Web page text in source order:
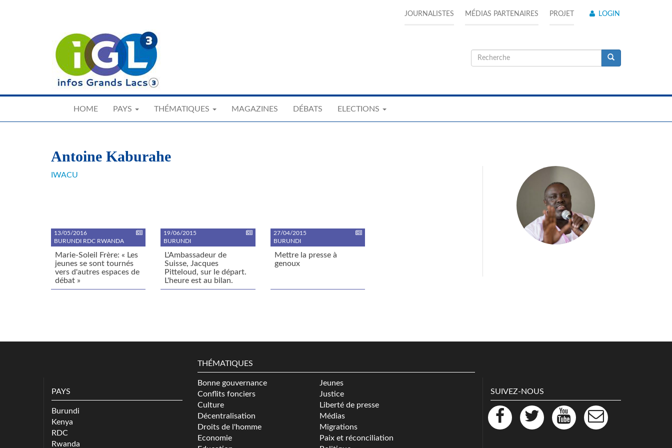
JOURNALISTES MÉDIAS PARTENAIRES PROJET LOGIN
Formulaire
recherche
HOME PAYS THÉMATIQUES MAGAZINES DÉBATS ELECTIONS
Antoine Kaburahe
IWACU
13/05/2016
BURUNDI RDC RWANDA
Marie-Soleil Frère: « Les
jeunes se sont tournés
vers d'autres espaces de
débat »
19/06/2015
BURUNDI
L'Ambassadeur de
Suisse, Jacques
Pitteloud, sur le départ.
L'heure est au bilan.
27/04/2015
BURUNDI
Mettre la presse à
genoux
PAYS
Burundi
Kenya
RDC
Rwanda
THÉMATIQUES
Bonne gouvernance
Conflits fonciers
Culture
Décentralisation
Droits de l'homme
Economie
Jeunes
Justice
Liberté de presse
Médias
Migrations
Paix et réconciliation
SUIVEZ-NOUS